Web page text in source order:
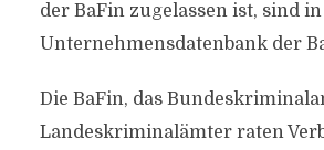
der BaFin zugelassen ist, sind
Unternehmensdatenbank der
Die BaFin, das
Landeskriminalämter raten